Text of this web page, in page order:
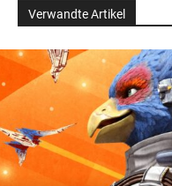
Verwandte Artikel